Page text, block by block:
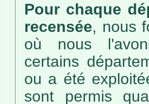
Pour chaque
recensée, nous
où nous
certains
ou a été
sont permis